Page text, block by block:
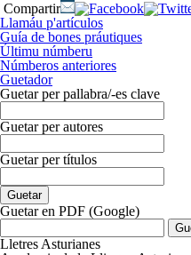
Compartir
Llamáu p'artículos
Guía de bones práutiques
Últimu númberu
Númberos anteriores
Guetador
Guetar per pallabra/-es clave
Guetar per autores
Guetar per títulos
Guetar en PDF (Google)
Lletres Asturianes